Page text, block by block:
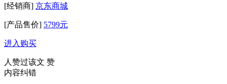
[经销商] 京东商城
[产品售价] 5799元
进入购买
人赞过该文 赞
内容纠错